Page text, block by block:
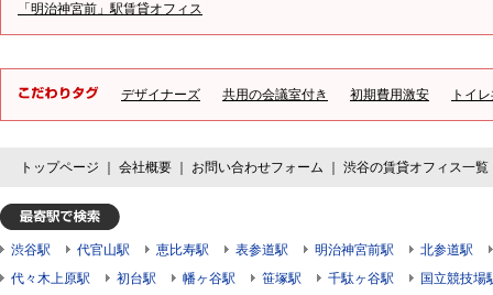
「明治神宮前」駅賃貸オフィス
デザイナーズ 共用の会議室付き 初期費用激安 トイ
トップページ 会社概要 お問い合わせフォーム 渋谷の賃貸オフィス一覧
渋谷駅 代官山駅 恵比寿駅 表参道駅 明治神宮前駅
北参道駅
代々木上原駅
初台駅 幡ヶ谷駅 笹塚駅 千駄ヶ谷駅 国立競技場